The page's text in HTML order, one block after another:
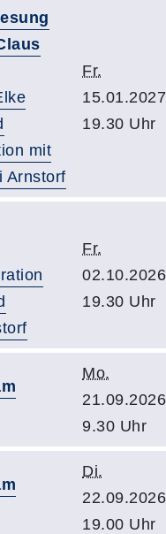
mit
Arnstorf
Fr.
19.30 Uhr
Fr.
19.30 Uhr
Mo.
9.30 Uhr
Di.
19.00 Uhr